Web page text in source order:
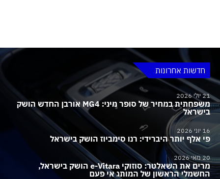
חדשות אחרונות
21 יולי 2026
משפחתית במחיר של סופר מיני: MG4 אורבן החדש הושק
בישראל
16 יוני 2026
פי אלף יותר היברידי: רנו סימביוז הושק בישראל
20 מאי 2026
מרים את השאלטר: סוזוקי e-Vitara הושק בישראל,
החשמלי הראשון של המותג אי פעם